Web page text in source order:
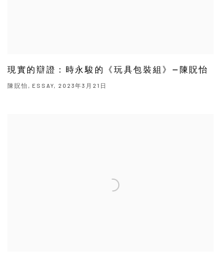
現實的辯證：時永駿的《玩具包裝組》—陳貺怡
陳貺怡, ESSAY, 2023年3月21日